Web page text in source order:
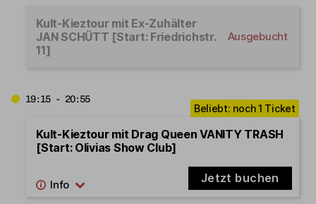
Kult-Kieztour mit Ex-Zuhälter
JAN SCHÜTT [Start: Friedrichstr.
11]
Ausgebucht
19:15 - 20:55
Kult-Kieztour mit Drag Queen VANITY TRASH
[Start: Olivias Show Club]
Jetzt buchen